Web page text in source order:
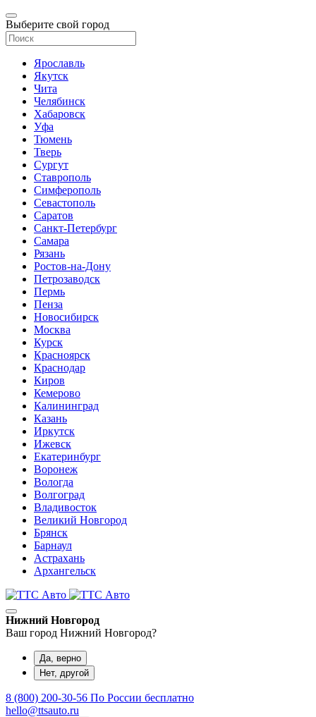
Выберите свой город
Ярославль
Якутск
Чита
Челябинск
Хабаровск
Уфа
Тюмень
Тверь
Сургут
Ставрополь
Симферополь
Севастополь
Саратов
Санкт-Петербург
Самара
Рязань
Ростов-на-Дону
Петрозаводск
Пермь
Пенза
Новосибирск
Москва
Курск
Красноярск
Краснодар
Киров
Кемерово
Калининград
Казань
Иркутск
Ижевск
Екатеринбург
Воронеж
Вологда
Волгоград
Владивосток
Великий Новгород
Брянск
Барнаул
Астрахань
Архангельск
Нижний Новгород
Ваш город Нижний Новгород?
Да, верно
Нет, другой
8 (800) 200-30-56 По России бесплатно
hello@ttsauto.ru